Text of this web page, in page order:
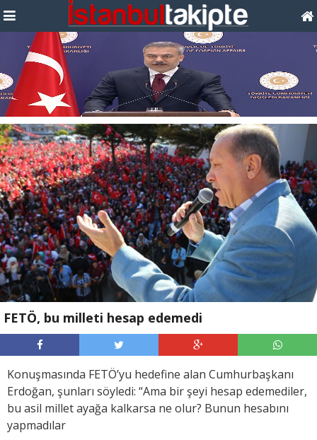
FETÖ, bu milleti hesap edemedi
Konuşmasında FETÖ’yu hedefine alan Cumhurbaşkanı
Erdoğan, şunları söyledi: “Ama bir şeyi hesap edemediler,
bu asil millet ayağa kalkarsa ne olur? Bunun hesabını
yapmadılar